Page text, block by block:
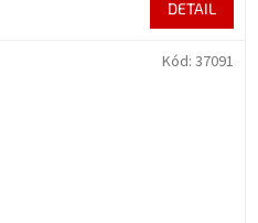
DETAIL
Kód: 37091